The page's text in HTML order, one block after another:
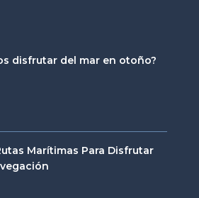
disfrutar del mar en otoño?
Marítimas Para Disfrutar